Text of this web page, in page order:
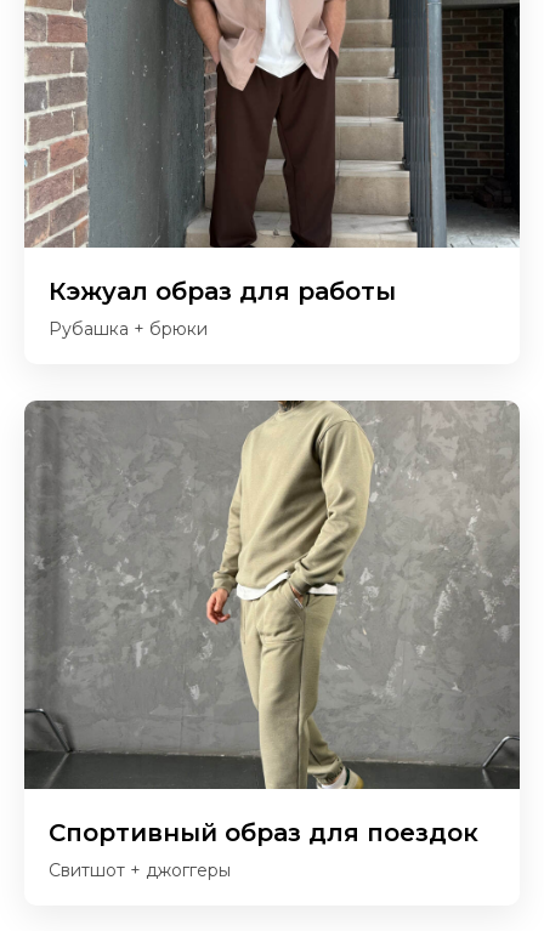
Кэжуал образ для работы
Рубашка + брюки
Спортивный образ для поездок
Свитшот + джоггеры